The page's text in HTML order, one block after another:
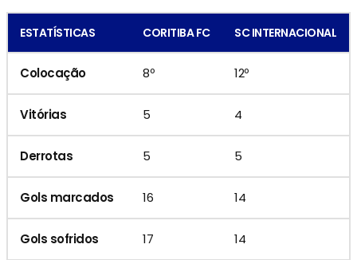
ESTATÍSTICAS CORITIBA FC SC INTERNACIONAL
Colocação 8º 12º
Vitórias 5 4
Derrotas 5 5
Gols marcados 16 14
Gols sofridos 17 14